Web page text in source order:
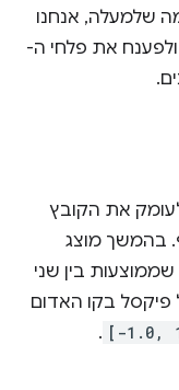
שלמעלה, אנחנו
את פלחי ה-
את הקובץ
בהמשך מוצג
שממוצעות בין שני
פיקסל בקו האדום
[-1.0,
.